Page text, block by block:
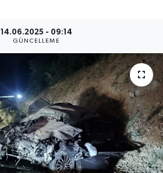
14.06.2025 - 09:14
GÜNCELLEME